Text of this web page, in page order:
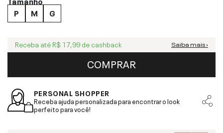
P
M G
Receba até R$ 17,99 de cashback Saiba mais ›
COMPRAR
PERSONAL SHOPPER
Receba ajuda personalizada para encontrar o look
perfeito para você!